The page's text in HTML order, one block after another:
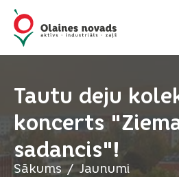
Tautu deju
koncerts
sadancis"!
Sākums Jaunumi